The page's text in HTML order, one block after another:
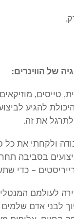
של הווינרים:
טייסים,
להגיע
את זה.
ולקחתי את
בסביבה
– כדי
לבני אדם